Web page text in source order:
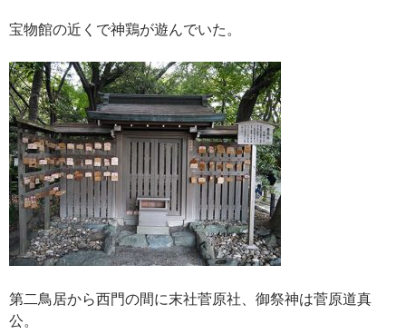
宝物館の近くで神鶏が遊んでいた。
第二鳥居から西門の間に末社菅原社、御祭神は菅原道真
公。